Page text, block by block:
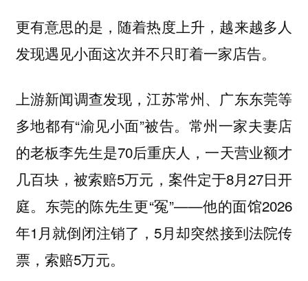
更有意思的是，随着热度上升，越来越多人
发现遇见小面这次并不只盯着一家店告。
上游新闻调查发现，江苏常州、广东东莞等
多地都有“渝见小面”被告。常州一家夫妻店
的老板李先生是70后重庆人，一天营业额才
几百块，被索赔5万元，案件定于8月27日开
庭。东莞的陈先生更“冤”——他的面馆2026
年1月就倒闭注销了，5月却突然接到法院传
票，索赔5万元。